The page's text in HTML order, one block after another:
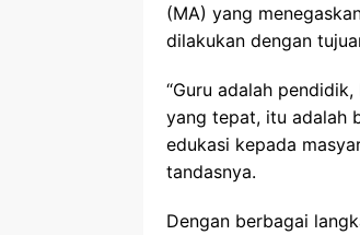
(MA) yang
dilakukan dengan
“Guru adalah
yang tepat, itu adalah
edukasi kepada
tandasnya.
Dengan berbagai